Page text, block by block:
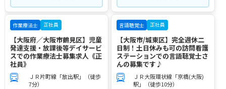
作業療法士 正社員
【大阪府／大阪市鶴見区】児童
発達支援・放課後等デイサービ
スでの作業療法士募集求人《正
社員》
ＪＲ片町線「放出駅」（徒歩
7分）
言語聴覚士 正社員
【大阪市/城東区】完全週休二
日制！土日休みも可の訪問看護
ステーションでの言語聴覚士さ
んの募集です♪
ＪＲ大阪環状線「京橋(大阪)
駅」（徒歩10分）